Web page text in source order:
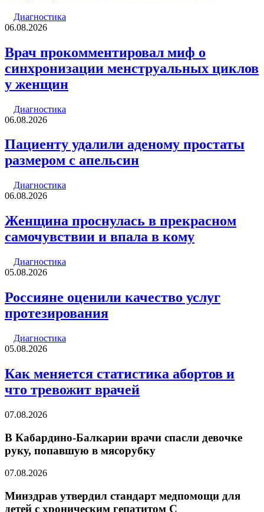
Диагностика
06.08.2026
Врач прокомментировал миф о
синхронизации менструальных циклов
у женщин
Диагностика
06.08.2026
Пациенту удалили аденому простаты
размером с апельсин
Диагностика
06.08.2026
Женщина проснулась в прекрасном
самочувствии и впала в кому
Диагностика
05.08.2026
Россияне оценили качество услуг
протезирования
Диагностика
05.08.2026
Как меняется статистика абортов и
что тревожит врачей
07.08.2026
В Кабардино-Балкарии врачи спасли девочке
руку, попавшую в мясорубку
07.08.2026
Минздрав утвердил стандарт медпомощи для
детей с хроническим гепатитом С